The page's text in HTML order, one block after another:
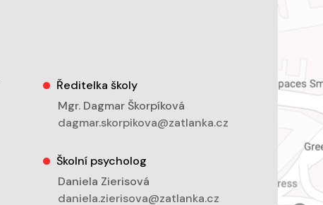
Ředitelka školy
Mgr. Dagmar Škorpíková
dagmar.skorpikova@zatlanka.cz
Školní psycholog
Daniela Zierisová
daniela.zierisova@zatlanka.cz